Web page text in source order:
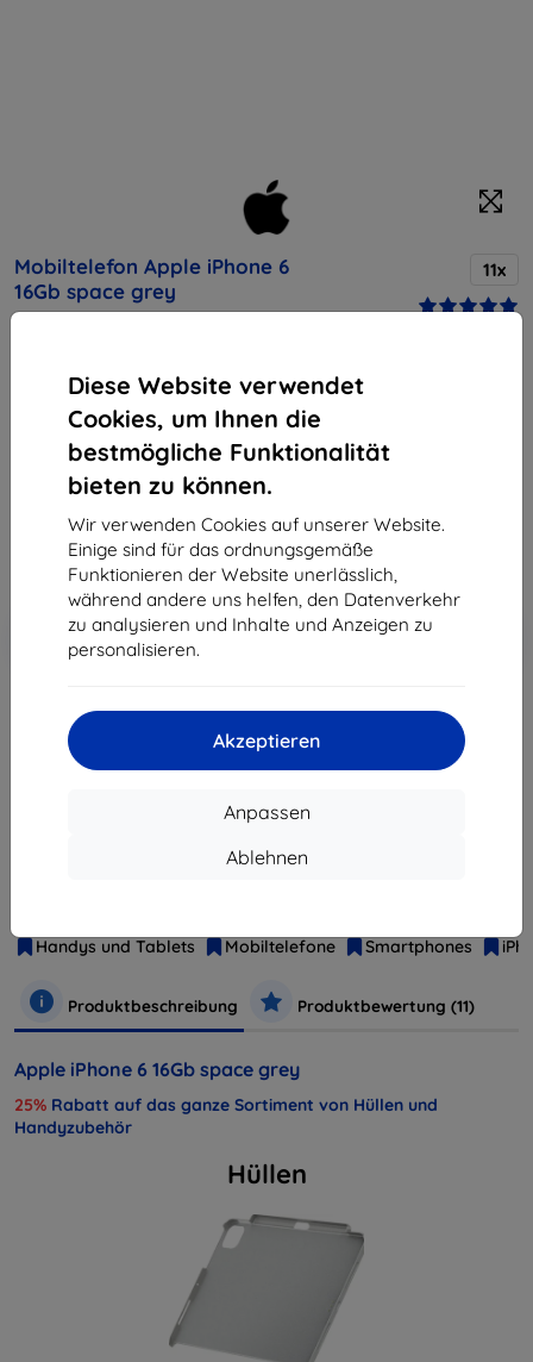
Diese Website verwendet
Cookies, um Ihnen die
bestmögliche Funktionalität
bieten zu können.
Wir verwenden Cookies auf unserer Website.
Einige sind für das ordnungsgemäße
Funktionieren der Website unerlässlich,
während andere uns helfen, den Datenverkehr
zu analysieren und Inhalte und Anzeigen zu
personalisieren.
Akzeptieren
Anpassen
Ablehnen
Mobiltelefon Apple iPhone 6
16Gb space grey
11x
Kaufen Sie dieses Gerät und erhalten Sie
Rabatt
auf sämtliches Zubehör dafür!
Produktbeschreibung
Endpreis
271,90 €
244,71 €
-10%
Rabatt mit Gutschein
EXTRA10
In den
ausverkauft
Handys und Tablets
Mobiltelefone Smartphones
Produktbeschreibung Produktbewertung (11)
Apple iPhone 6 16Gb space grey
25% Rabatt auf das ganze Sortiment von Hüllen und
Handyzubehör
Hüllen